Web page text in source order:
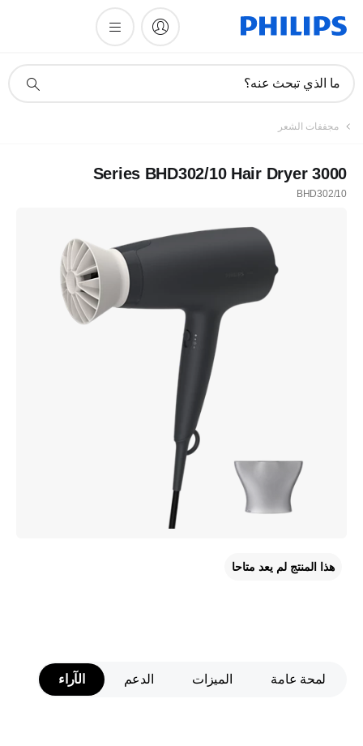
دعم
ما الذي تبحث عنه؟
مجففات الشعر
3000 Series BHD302/10 Hair Dryer
BHD302/10
هذا المنتج لم يعد متاحا
لمحة عامة الميزات الدعم الآراء